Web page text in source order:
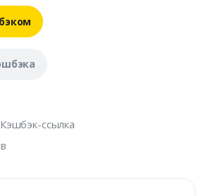
Кэшбэк-ссылка